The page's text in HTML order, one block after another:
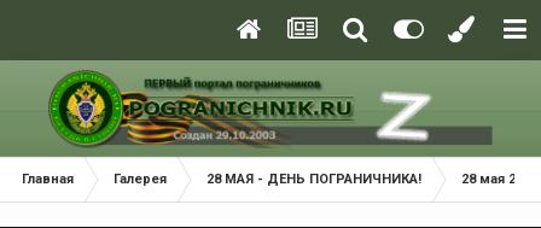
Главная Галерея 28 МАЯ - ДЕНЬ ПОГРАНИЧНИКА! 28 мая